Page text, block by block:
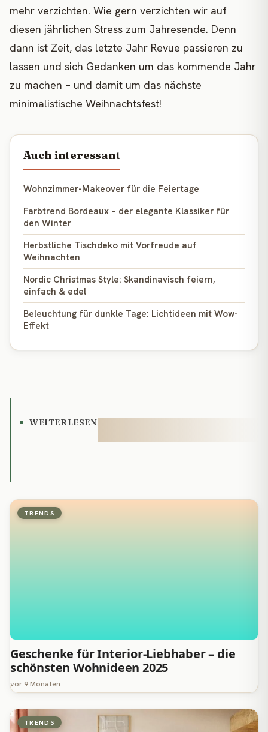
mehr verzichten. Wie gern verzichten wir auf
diesen jährlichen Stress zum Jahresende. Denn
dann ist Zeit, das letzte Jahr Revue passieren zu
lassen und sich Gedanken um das kommende Jahr
zu machen – und damit um das nächste
minimalistische Weihnachtsfest!
Auch interessant
Wohnzimmer-Makeover für die Feiertage
Farbtrend Bordeaux – der elegante Klassiker für
den Winter
Herbstliche Tischdeko mit Vorfreude auf
Weihnachten
Nordic Christmas Style: Skandinavisch feiern,
einfach & edel
Beleuchtung für dunkle Tage: Lichtideen mit Wow-
Effekt
WEITERLESEN
TRENDS
Geschenke für Interior-Liebhaber – die
schönsten Wohnideen 2025
vor 9 Monaten
TRENDS